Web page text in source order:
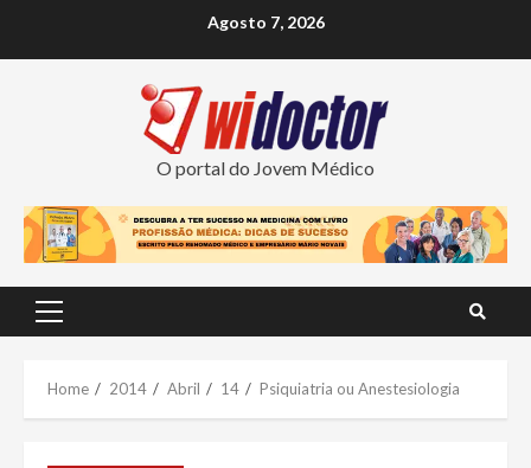
Agosto 7, 2026
O portal do Jovem Médico
Primary
Home 2014 Abril 14 Psiquiatria ou Anestesiologia